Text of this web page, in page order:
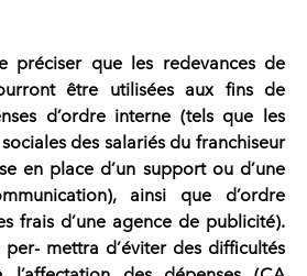
préciser que les redevances de
être utilisées aux fins de
d’ordre interne (tels que les
des salariés du franchiseur
en place d’un support ou d’une
ainsi que d’ordre
frais d’une agence de publicité).
mettra d’éviter des difficultés